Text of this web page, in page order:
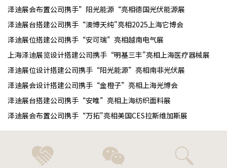
泽迪展会布置公司携手”阳光能源“亮相德国光伏能源展
泽迪展台搭建公司携手“澳博天纯"亮相2025上海它博会
泽迪展位搭建公司携手“安可瑞”亮相越南电气展
上海泽迪展览设计搭建公司携手“明基三丰"亮相上海医疗器械展
泽迪展位设计搭建公司携手“阳光能源”亮相南非光伏展
泽迪展会设计搭建公司携手“金橙子”亮相上海光博会
泽迪展台搭建公司携手“安唯”亮相上海纺织面料展
泽迪展会布置公司携手“万拓"亮相美国CES拉斯维加斯展